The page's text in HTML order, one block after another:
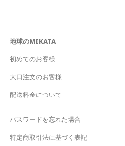
地球のMIKATA
初めてのお客様
大口注文のお客様
配送料金について
パスワードを忘れた場合
特定商取引法に基づく表記